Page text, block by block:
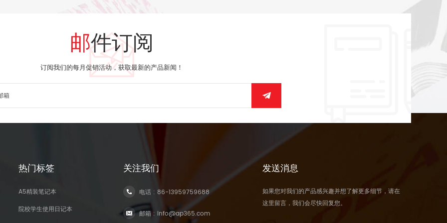
邮件订阅
订阅我们的每月促销活动，获取最新的产品新闻！
热门标签
A5精装笔记本
院校学生使用日记本
关注我们
电话 :86-13959759688
邮箱 : info@ap365.com
发送消息
如果您对我们的产品感兴趣并想了解更多细节，请在
这里留言，我们会尽快回复您。